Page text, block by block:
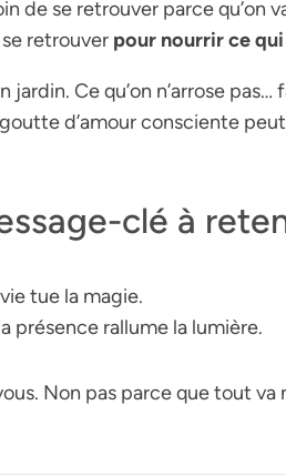
de se retrouver parce qu’on
retrouver pour nourrir ce
jardin. Ce qu’on n’arrose pas…
d’amour consciente
clé à
tue la magie.
présence rallume la lumière.
Non pas parce que tout va